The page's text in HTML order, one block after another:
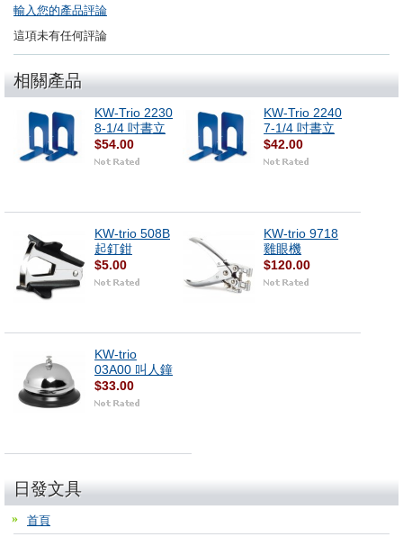
輸入您的產品評論
這項未有任何評論
相關產品
KW-Trio 2230
8-1/4 吋書立
$54.00
KW-Trio 2240
7-1/4 吋書立
$42.00
KW-trio 508B
起釘鉗
$5.00
KW-trio 9718
雞眼機
$120.00
KW-trio
03A00 叫人鐘
$33.00
日發文具
首頁